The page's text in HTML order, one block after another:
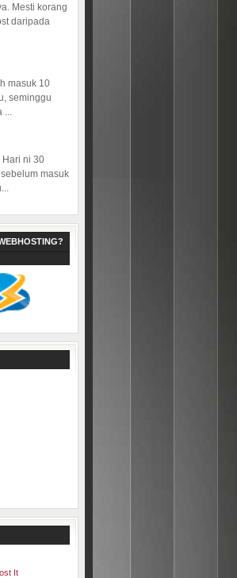
Mesti korang
daripada
masuk 10
seminggu
...
Hari ni 30
masuk
It